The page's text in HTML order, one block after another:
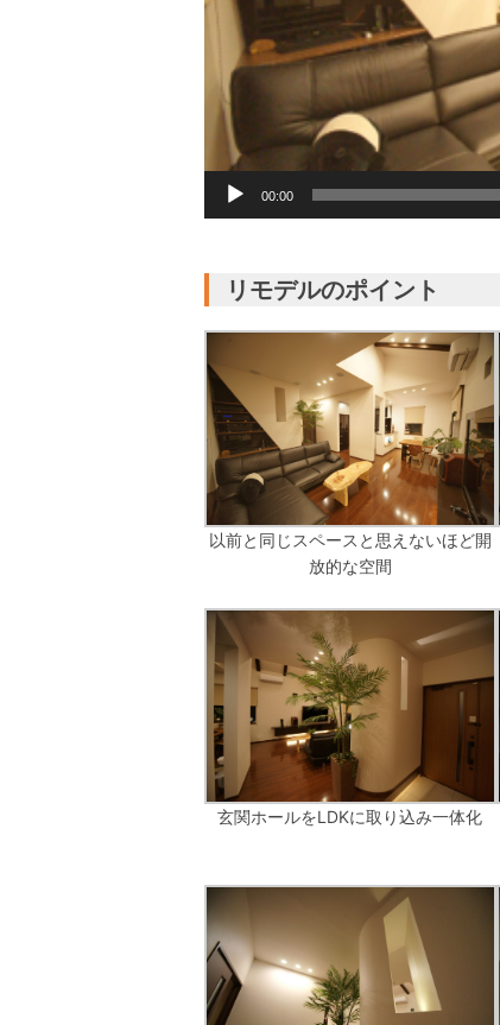
00:00
リモデルのポイント
以前と同じスペースと思えないほど開
放的な空間
玄関ホールをLDKに取り込み一体化